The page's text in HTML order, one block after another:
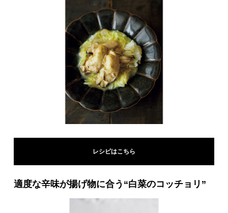
レシピはこちら
適度な辛味が揚げ物に合う“白菜のコッチョリ”